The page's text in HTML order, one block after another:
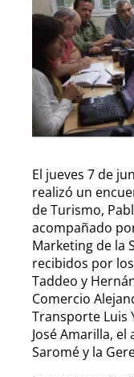
El jueves 7 de
realizó un
de Turismo,
acompañado
Marketing de la
recibidos por
Taddeo y
Comercio
Transporte Luis
José Amarilla,
Saromé y la